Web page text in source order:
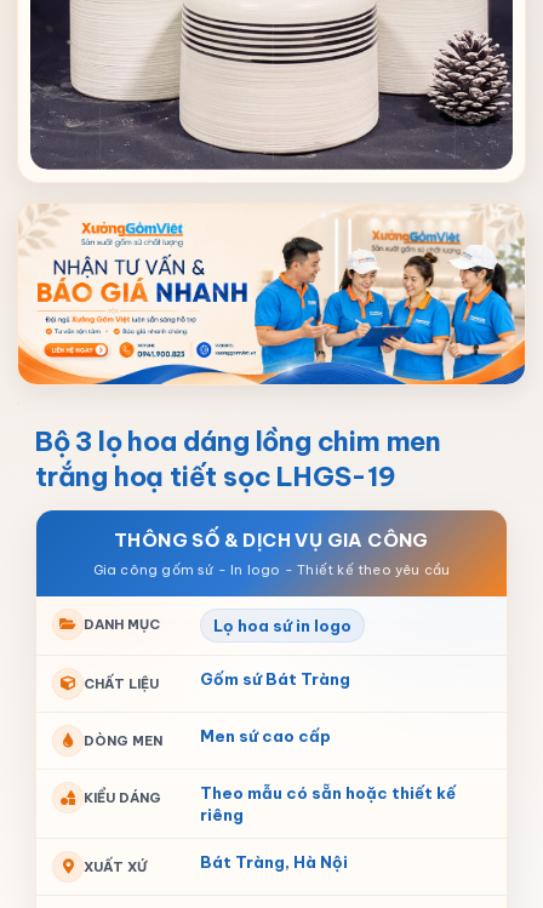
Bộ 3 lọ hoa dáng lồng chim men
trắng hoạ tiết sọc LHGS-19
THÔNG SỐ & DỊCH VỤ GIA CÔNG
DANH MỤC Lọ hoa sứ in logo
CHẤT LIỆU Gốm sứ Bát Tràng
DÒNG MEN Men sứ cao cấp
KIỂU DÁNG
Theo mẫu có sẵn hoặc thiết kế
riêng
XUẤT XỨ Bát Tràng, Hà Nội